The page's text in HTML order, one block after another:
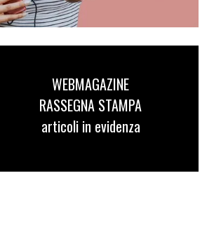
WEBMAGAZINE
RASSEGNA STAMPA
articoli in evidenza